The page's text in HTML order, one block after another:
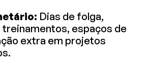
Dias de folga,
treinamentos, espaços de
extra em projetos